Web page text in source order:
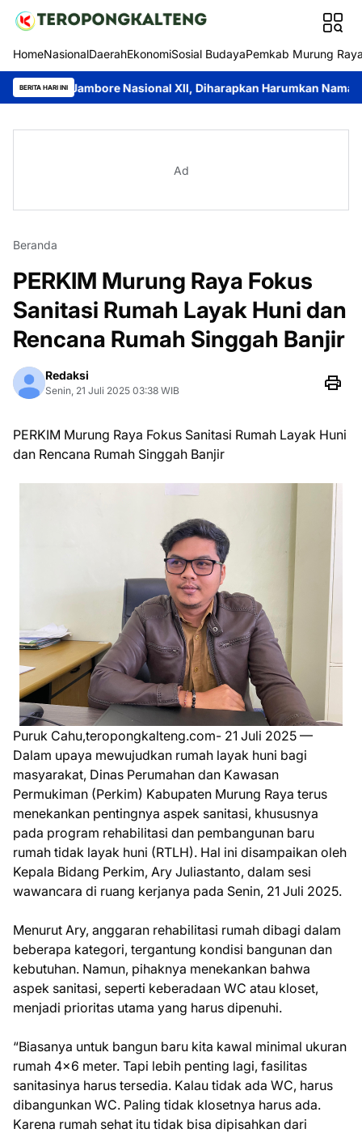
HomeNasionalDaerahEkonomiSosial BudayaPemkab Murung
BERITA HARI ININasional XII, Diharapkan Harumkan Nama Daerah
Ad
Beranda
PERKIM Murung Raya Fokus
Sanitasi Rumah Layak Huni dan
Rencana Rumah Singgah Banjir
Redaksi
Senin, 21 Juli 2025 03:38 WIB
PERKIM Murung Raya Fokus Sanitasi Rumah Layak Huni
dan Rencana Rumah Singgah Banjir
Puruk Cahu,teropongkalteng.com- 21 Juli 2025 —
Dalam upaya mewujudkan rumah layak huni bagi
masyarakat, Dinas Perumahan dan Kawasan
Permukiman (Perkim) Kabupaten Murung Raya terus
menekankan pentingnya aspek sanitasi, khususnya
pada program rehabilitasi dan pembangunan baru
rumah tidak layak huni (RTLH). Hal ini disampaikan oleh
Kepala Bidang Perkim, Ary Juliastanto, dalam sesi
wawancara di ruang kerjanya pada Senin, 21 Juli 2025.
Menurut Ary, anggaran rehabilitasi rumah dibagi dalam
beberapa kategori, tergantung kondisi bangunan dan
kebutuhan. Namun, pihaknya menekankan bahwa
aspek sanitasi, seperti keberadaan WC atau kloset,
menjadi prioritas utama yang harus dipenuhi.
“Biasanya untuk bangun baru kita kawal minimal ukuran
rumah 4x6 meter. Tapi lebih penting lagi, fasilitas
sanitasinya harus tersedia. Kalau tidak ada WC, harus
dibangunkan WC. Paling tidak klosetnya harus ada.
Karena rumah sehat itu tidak bisa dipisahkan dari